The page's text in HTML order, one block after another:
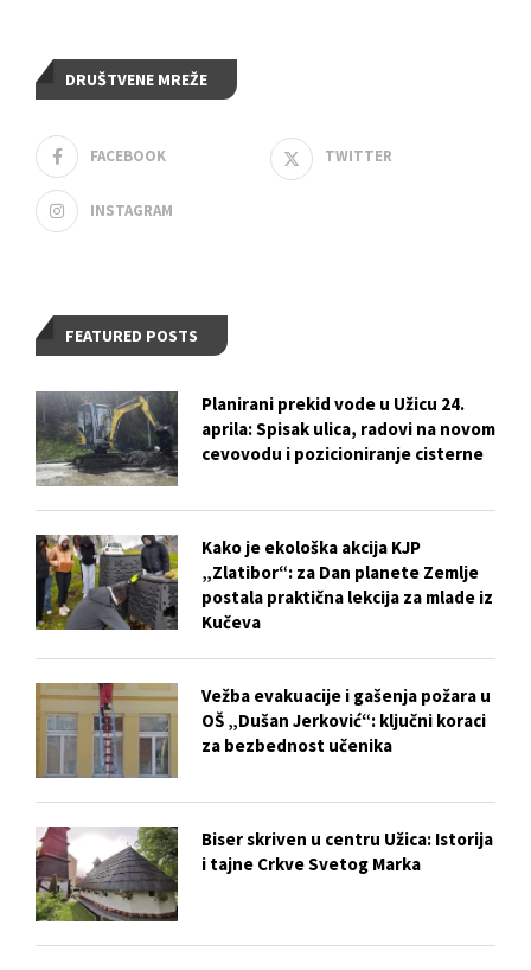
DRUŠTVENE MREŽE
FACEBOOK TWITTER
INSTAGRAM
FEATURED POSTS
Planirani prekid vode u Užicu 24.
aprila: Spisak ulica, radovi na novom
cevovodu i pozicioniranje cisterne
Kako je ekološka akcija KJP
„Zlatibor“: za Dan planete Zemlje
postala praktična lekcija za mlade iz
Kučeva
Vežba evakuacije i gašenja požara u
OŠ „Dušan Jerković“: ključni koraci
za bezbednost učenika
Biser skriven u centru Užica: Istorija
i tajne Crkve Svetog Marka